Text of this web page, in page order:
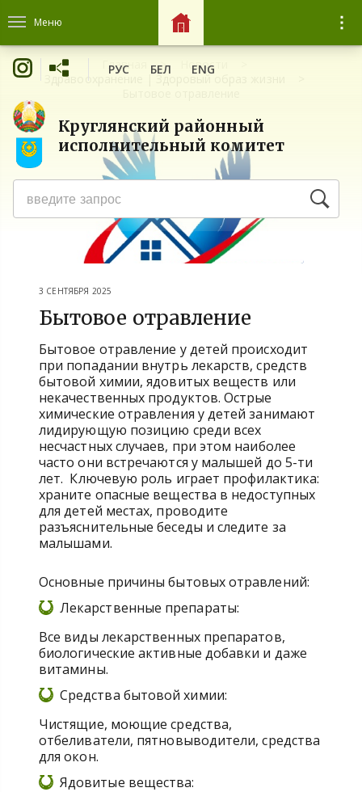
Меню
Круглянский районный
исполнительный комитет
РУС БЕЛ ENG
Главная
Новости
Здравоохранение | Здоровый образ жизни
3 СЕНТЯБРЯ 2025
Бытовое отравление
Бытовое отравление у детей происходит
при попадании внутрь лекарств, средств
бытовой химии, ядовитых веществ или
некачественных продуктов. Острые
химические отравления у детей занимают
лидирующую позицию среди всех
несчастных случаев, при этом наиболее
часто они встречаются у малышей до 5-ти
лет. Ключевую роль играет профилактика:
храните опасные вещества в недоступных
для детей местах, проводите
разъяснительные беседы и следите за
малышами.
Основные причины бытовых отравлений:
Лекарственные препараты:
Все виды лекарственных препаратов,
биологические активные добавки и даже
витамины.
Средства бытовой химии:
Чистящие, моющие средства,
отбеливатели, пятновыводители, средства
для окон.
Ядовитые вещества: